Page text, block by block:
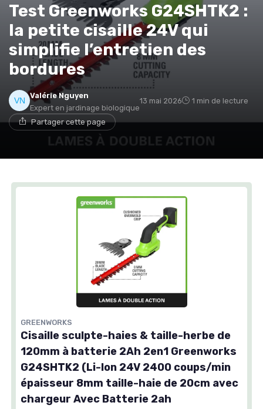
Test Greenworks G24SHTK2 :
la petite cisaille 24V qui
simplifie l’entretien des
bordures
Valérie Nguyen
Expert en jardinage biologique
13 mai 2026 1 min de lecture
Partager cette page
GREENWORKS
Cisaille sculpte-haies & taille-herbe de
120mm à batterie 2Ah 2en1 Greenworks
G24SHTK2 (Li-Ion 24V 2400 coups/min
épaisseur 8mm taille-haie de 20cm avec
chargeur Avec Batterie 2ah